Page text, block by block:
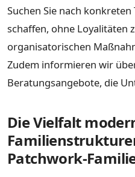
Suchen Sie nach
schaffen, ohne Loyalitäten
organisatorischen
Zudem informieren wir
Beratungsangebote, die
Die Vielfalt
Patchwork-